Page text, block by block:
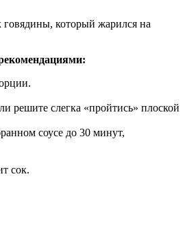
который жарился на
решите слегка «пройтись» плоской
соусе до 30 минут,
сок.